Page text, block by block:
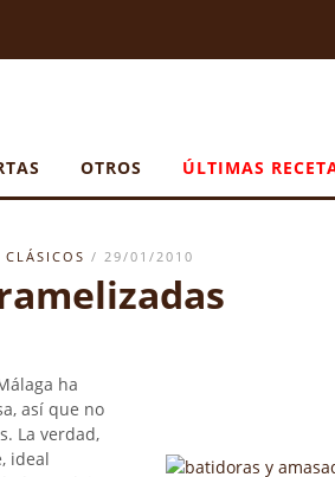
OTROS ÚLTIMAS
CLÁSICOS / 29/01/2010
ha
así que no
La verdad,
ideal